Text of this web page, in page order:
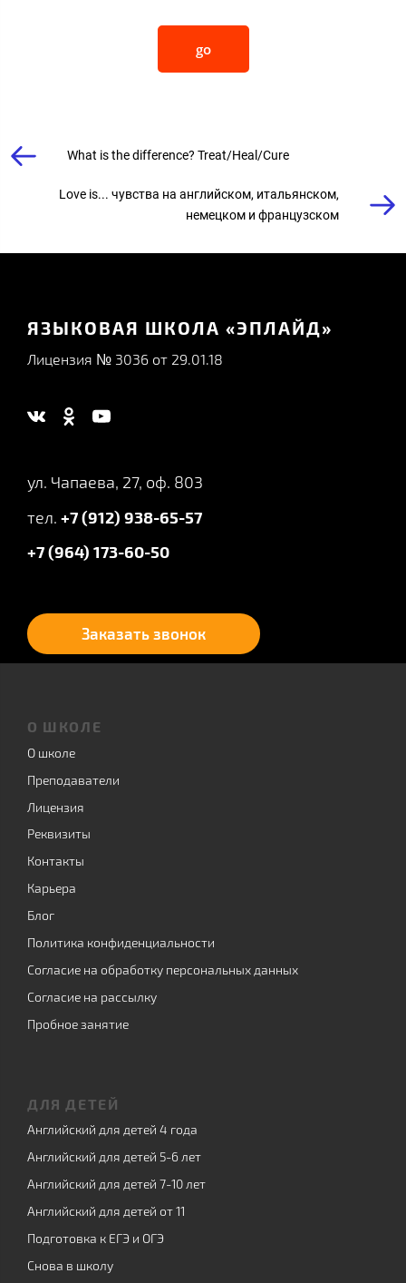
go
What is the difference? Treat/Heal/Cure
Love is... чувства на английском, итальянском,
немецком и французском
ЯЗЫКОВАЯ ШКОЛА «ЭПЛАЙД»
Лицензия № 3036 от 29.01.18
ул. Чапаева, 27, оф. 803
тел. +7 (912) 938-65-57
+7 (964) 173-60-50
Заказать звонок
О ШКОЛЕ
О школе
Преподаватели
Лицензия
Реквизиты
Контакты
Карьера
Блог
Политика конфиденциальности
Согласие на обработку персональных данных
Согласие на рассылку
Пробное занятие
ДЛЯ ДЕТЕЙ
Английский для детей 4 года
Английский для детей 5-6 лет
Английский для детей 7-10 лет
Английский для детей от 11
Подготовка к ЕГЭ и ОГЭ
Снова в школу